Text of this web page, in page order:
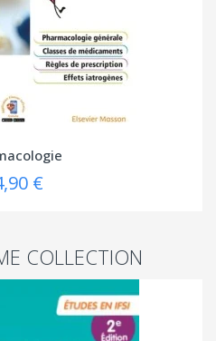
€
COLLECTION